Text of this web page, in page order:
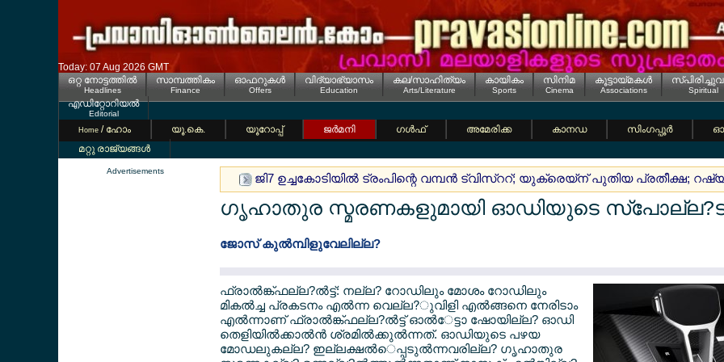
Today: 07 Aug 2026 GMT
ഒറ്റ നോട്ടത്തില്‍
Headlines
സാമ്പത്തികം
Finance
ഓഫറുകള്‍
Offers
വിദ്യാഭ്യാസം
Education
കല/സാഹിത്യം
Arts/Literature
കായികം
Sports
സിനിമ
Cinema
കൂട്ടായ്മകള്‍
Associations Spiritual
എഡിറ്റോറിയല്‍
Editorial
Home / ഹോം യൂ.കെ. യൂറോപ്പ് ജര്‍മനി ഗള്‍ഫ് അമേരിക്ക കാനഡ സിംഗപ്പൂര്‍
മറ്റു രാജ്യങ്ങള്‍
Advertisements
ജി7 ഉച്ചകോടിയില്‍ ട്രംപിന്റെ വമ്പന്‍ ട്വിസ്ററ്; യുക്രെയ്ന് പുതിയ പ്രതീക്ഷ;
ഗൃഹാതുര സ്മരണകളുമായി ഓഡിയുടെ
ജോസ് കുല്‍മ്പിളുവേലില്ല?
ഫ്രാല്‍ങ്ക്ഫല്ല?ല്‍ട്ട്: നല്ല? റോഡിലും മോശം റോഡിലും
മികല്‍ച്ച പ്രകടനം എല്‍ന്ന വെല്ല?ുവിളി എല്‍ങ്ങനെ നേരിടാം
എല്‍ന്നാണ് ഫ്രാല്‍ങ്ക്ഫല്ല?ല്‍ട്ട് ഓല്‍േട്ടാ ഷോയില്ല? ഓഡി
തെളിയില്‍ക്കാല്‍ന്‍ ശ്രമില്‍ക്കുല്‍ന്നത്. ഓഡിയുടെ പഴയ
മോഡലുകല്ല? ഇല്ലക്ഷല്‍െപ്പടുല്‍ന്നവരില്ല? ഗൃഹാതുര